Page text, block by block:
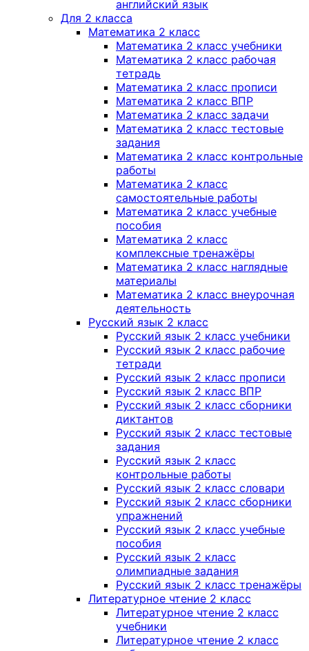
английский язык
Для 2 класса
Математика 2 класс
Математика 2 класс учебники
Математика 2 класс рабочая
тетрадь
Математика 2 класс прописи
Математика 2 класс ВПР
Математика 2 класс задачи
Математика 2 класс тестовые
задания
Математика 2 класс контрольные
работы
Математика 2 класс
самостоятельные работы
Математика 2 класс учебные
пособия
Математика 2 класс
комплексные тренажёры
Математика 2 класс наглядные
материалы
Математика 2 класс внеурочная
деятельность
Русский язык 2 класс
Русский язык 2 класс учебники
Русский язык 2 класс рабочие
тетради
Русский язык 2 класс прописи
Русский язык 2 класс ВПР
Русский язык 2 класс сборники
диктантов
Русский язык 2 класс тестовые
задания
Русский язык 2 класс
контрольные работы
Русский язык 2 класс словари
Русский язык 2 класс сборники
упражнений
Русский язык 2 класс учебные
пособия
Русский язык 2 класс
олимпиадные задания
Русский язык 2 класс тренажёры
Литературное чтение 2 класс
Литературное чтение 2 класс
учебники
Литературное чтение 2 класс